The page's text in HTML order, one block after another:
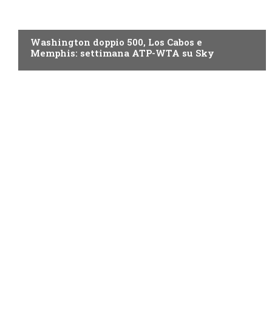
Washington doppio 500, Los Cabos e
Memphis: settimana ATP-WTA su Sky